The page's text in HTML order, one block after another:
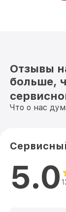
Отзывы
больше,
Что о нас
5.0